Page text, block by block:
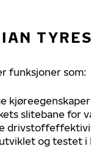
funksjoner som:
slitebane for
og testet i